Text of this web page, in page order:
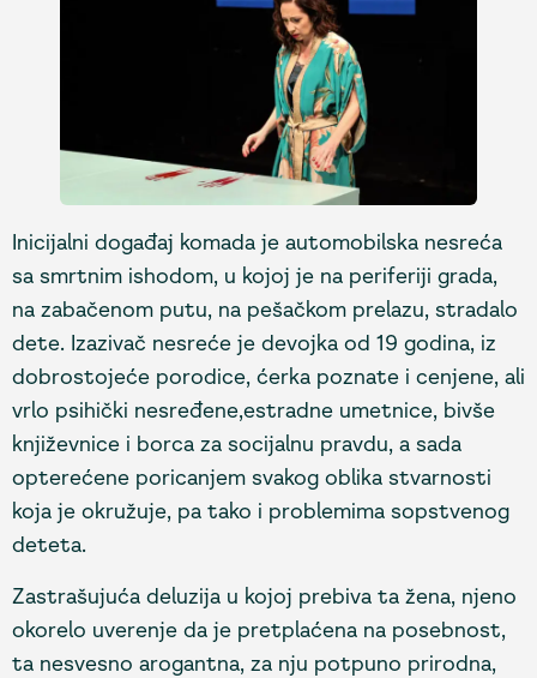
Inicijalni događaj komada je automobilska nesreća
sa smrtnim ishodom, u kojoj je na periferiji grada,
na zabačenom putu, na pešačkom prelazu, stradalo
dete. Izazivač nesreće je devojka od 19 godina, iz
dobrostojeće porodice, ćerka poznate i cenjene, ali
vrlo psihički nesređene,estradne umetnice, bivše
književnice i borca za socijalnu pravdu, a sada
opterećene poricanjem svakog oblika stvarnosti
koja je okružuje, pa tako i problemima sopstvenog
deteta.
Zastrašujuća deluzija u kojoj prebiva ta žena, njeno
okorelo uverenje da je pretplaćena na posebnost,
ta nesvesno arogantna, za nju potpuno prirodna,